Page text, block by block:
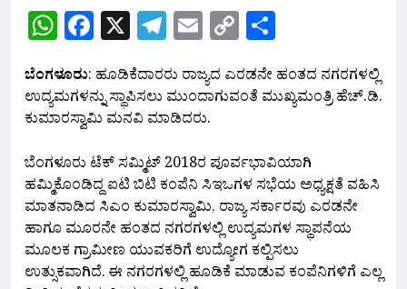
WhatsApp
Facebook
X Telegram
Email
Copy
Link
ಬೆಂಗಳೂರು: ಹೂಡಿಕೆದಾರರು ರಾಜ್ಯದ ಎರಡನೇ ಹಂತದ ನಗರಗಳಲ್ಲಿ
ಉದ್ಯಮಗಳನ್ನು ಸ್ಥಾಪಿಸಲು ಮುಂದಾಗುವಂತೆ ಮುಖ್ಯಮಂತ್ರಿ ಹೆಚ್.ಡಿ.
ಕುಮಾರಸ್ವಾಮಿ ಮನವಿ ಮಾಡಿದರು.
ಬೆಂಗಳೂರು ಟೆಕ್ ಸಮ್ಮಿಟ್ 2018ರ ಪೂರ್ವಭಾವಿಯಾಗಿ
ಹಮ್ಮಿಕೊಂಡಿದ್ದ ಐಟಿ ಬಿಟಿ ಕಂಪೆನಿ ಸಿಇಒಗಳ ಸಭೆಯ ಅಧ್ಯಕ್ಷತೆ ವಹಿಸಿ
ಮಾತನಾಡಿದ ಸಿಎಂ ಕುಮಾರಸ್ವಾಮಿ, ರಾಜ್ಯ ಸರ್ಕಾರವು ಎರಡನೇ
ಹಾಗೂ ಮೂರನೇ ಹಂತದ ನಗರಗಳಲ್ಲಿ ಉದ್ಯಮಗಳ ಸ್ಥಾಪನೆಯ
ಮೂಲಕ ಗ್ರಾಮೀಣ ಯುವಕರಿಗೆ ಉದ್ಯೋಗ ಕಲ್ಪಿಸಲು
ಉತ್ಸುಕವಾಗಿದೆ. ಈ ನಗರಗಳಲ್ಲಿ ಹೂಡಿಕೆ ಮಾಡುವ ಕಂಪೆನಿಗಳಿಗೆ ಎಲ್ಲ